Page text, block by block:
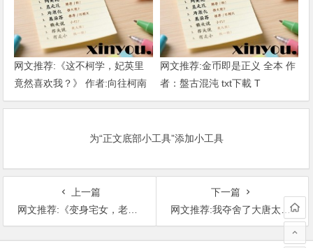
网文推荐:《这不柯学，妃英里
竟然喜欢我？》 作者:向往柯南
1-189章 TXT下载
网文推荐:金币即是正义 全本 作
者：盤古混沌 txt下載 T
为“正文底部小工具”添加小工具
上一篇
网文推荐:《变身宅女，老妈居然叫我参加恋综》 作者: 一只书包 1-221完本 TXT下载
下一篇
网文推荐:我夺舍了大唐太子1-760 作者:我怂到灵魂深处0 T
文